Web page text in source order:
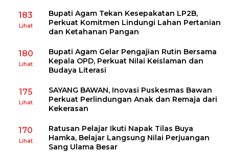
183
Lihat
Bupati Agam Tekan Kesepakatan LP2B,
Perkuat Komitmen Lindungi Lahan Pertanian
dan Ketahanan Pangan
180
Lihat
Bupati Agam Gelar Pengajian Rutin Bersama
Kepala OPD, Perkuat Nilai Keislaman dan
Budaya Literasi
175
Lihat
SAYANG BAWAN, Inovasi Puskesmas Bawan
Perkuat Perlindungan Anak dan Remaja dari
Kekerasan
170
Lihat
Ratusan Pelajar Ikuti Napak Tilas Buya
Hamka, Belajar Langsung Nilai Perjuangan
Sang Ulama Besar